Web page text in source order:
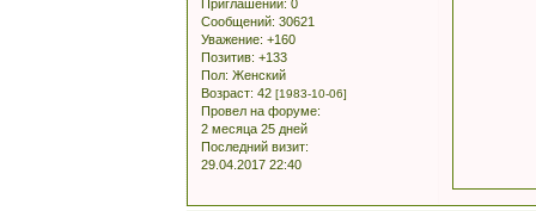
Приглашений: 0
Сообщений: 30621
Уважение: +160
Позитив: +133
Пол: Женский
Возраст: 42 [1983-10-06]
Провел на форуме:
2 месяца 25 дней
Последний визит:
29.04.2017 22:40